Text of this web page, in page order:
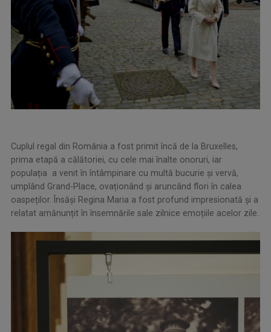
Cuplul regal din România a fost primit încă de la Bruxelles,
prima etapă a călătoriei, cu cele mai înalte onoruri, iar
populația a venit în întâmpinare cu multă bucurie și vervă,
umplând Grand-Place, ovaționând și aruncând flori în calea
oaspeților. Însăși Regina Maria a fost profund impresionată și a
relatat amănunțit în însemnările sale zilnice emoțiile acelor zile.